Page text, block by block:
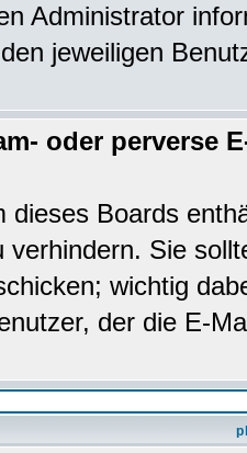
Administrator
jeweiligen
oder perverse
dieses Boards
verhindern. Sie
wichtig
der die E-